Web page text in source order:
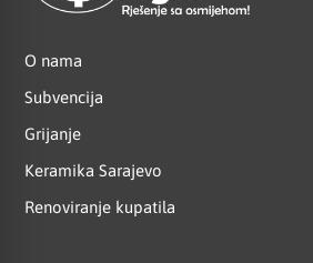
O nama
Subvencija
Grijanje
Keramika Sarajevo
Renoviranje kupatila